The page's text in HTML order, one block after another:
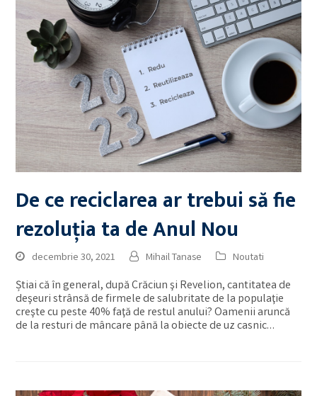
De ce reciclarea ar trebui să fie
rezoluția ta de Anul Nou
decembrie 30, 2021 Mihail Tanase Noutati
Știai că în general, după Crăciun şi Revelion, cantitatea de
deşeuri strânsă de firmele de salubritate de la populaţie
creşte cu peste 40% faţă de restul anului? Oamenii aruncă
de la resturi de mâncare până la obiecte de uz casnic…